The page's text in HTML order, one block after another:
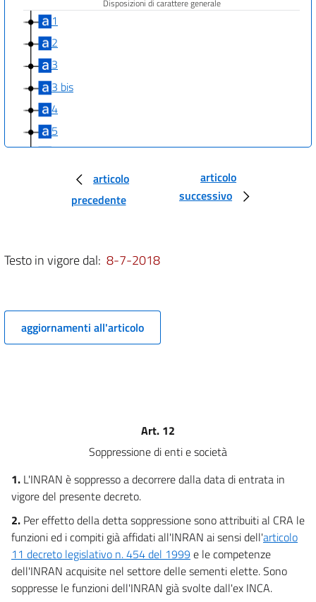
Disposizioni di carattere generale
1
2
3
3 bis
4
5
6
Riduzione della spesa delle amministrazioni statali e
degli enti non territoriali
9
12
13
Titolo IV
Razionalizzazione e riduzione della spesa degli enti
16
17
18
19
articolo
precedente
articolo
successivo
Testo in vigore dal: 8-7-2018
aggiornamenti all'articolo
Art. 12
Soppressione di enti e società
1. L'INRAN è soppresso a decorrere dalla data di entrata in
vigore del presente decreto.
2. Per effetto della detta soppressione sono attribuiti al CRA le
funzioni ed i compiti già affidati all'INRAN ai sensi dell'articolo
11 decreto legislativo n. 454 del 1999 e le competenze
dell'INRAN acquisite nel settore delle sementi elette. Sono
soppresse le funzioni dell'INRAN già svolte dall'ex INCA.